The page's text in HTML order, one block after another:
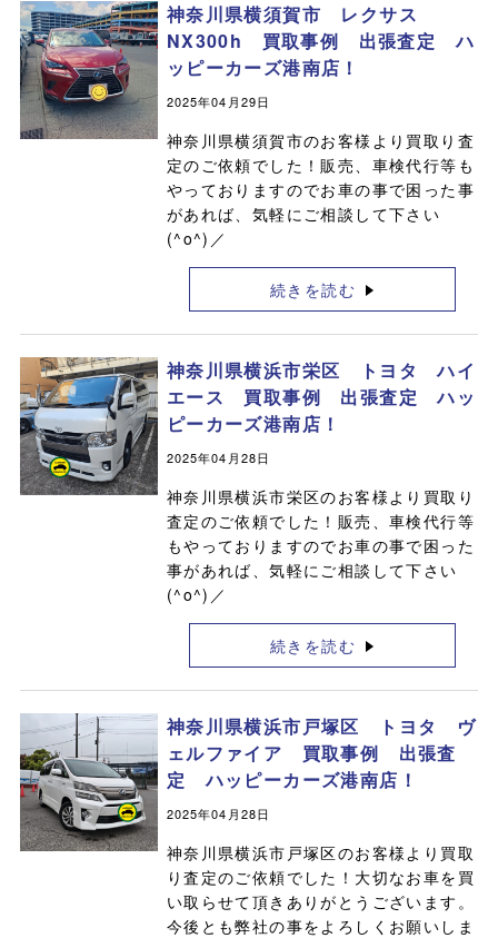
神奈川県横須賀市 レクサス
NX300h 買取事例 出張査定 ハ
ッピーカーズ港南店！
2025年04月29日
神奈川県横須賀市のお客様より買取り査
定のご依頼でした！販売、車検代行等も
やっておりますのでお車の事で困った事
があれば、気軽にご相談して下さい
(^o^)／
続きを読む
神奈川県横浜市栄区 トヨタ ハイ
エース 買取事例 出張査定 ハッ
ピーカーズ港南店！
2025年04月28日
神奈川県横浜市栄区のお客様より買取り
査定のご依頼でした！販売、車検代行等
もやっておりますのでお車の事で困った
事があれば、気軽にご相談して下さい
(^o^)／
続きを読む
神奈川県横浜市戸塚区 トヨタ ヴ
ェルファイア 買取事例 出張査
定 ハッピーカーズ港南店！
2025年04月28日
神奈川県横浜市戸塚区のお客様より買取
り査定のご依頼でした！大切なお車を買
い取らせて頂きありがとうございます。
今後とも弊社の事をよろしくお願いしま